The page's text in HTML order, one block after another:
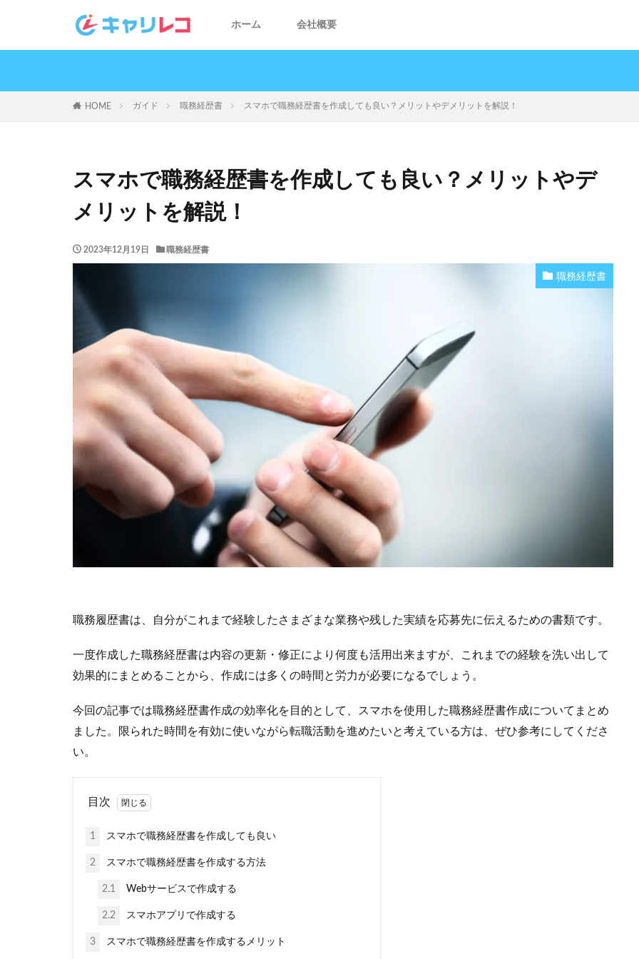
ホーム 会社概要
HOME ガイド 職務経歴書 スマホで職務経歴書を作成しても良い？メリットやデメリットを解説！
スマホで職務経歴書を作成しても良い？メリットやデ
メリットを解説！
2023年12月19日 職務経歴書
職務経歴書
職務履歴書は、自分がこれまで経験したさまざまな業務や残した実績を応募先に伝えるための書類です。
一度作成した職務経歴書は内容の更新・修正により何度も活用出来ますが、これまでの経験を洗い出して
効果的にまとめることから、作成には多くの時間と労力が必要になるでしょう。
今回の記事では職務経歴書作成の効率化を目的として、スマホを使用した職務経歴書作成についてまとめ
ました。限られた時間を有効に使いながら転職活動を進めたいと考えている方は、ぜひ参考にしてくださ
い。
目次
1 スマホで職務経歴書を作成しても良い
2 スマホで職務経歴書を作成する方法
2.1 Webサービスで作成する
2.2 スマホアプリで作成する
3 スマホで職務経歴書を作成するメリット